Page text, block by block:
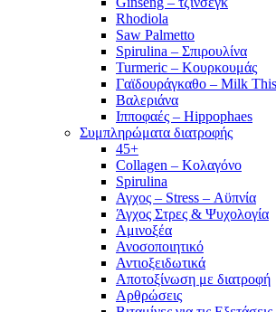
Rhodiola
Saw Palmetto
Spirulina – Σπιρουλίνα
Turmeric – Κουρκουμάς
Γαϊδουράγκαθο – Milk
Βαλεριάνα
Ιπποφαές – Hippophaes
Συμπληρώματα διατροφής
45+
Collagen – Κολαγόνο
Spirulina
Αγχος – Stress – Αϋπνία
Άγχος Στρες & Ψυχολογία
Αμινοξέα
Ανοσοποιητικό
Αντιοξειδωτικά
Αποτοξίνωση με διατροφή
Αρθρώσεις